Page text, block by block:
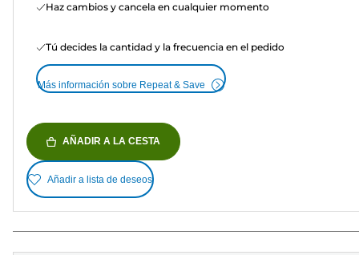
Haz cambios y cancela en cualquier momento
Tú decides la cantidad y la frecuencia en el pedido
Más información sobre Repeat & Save
AÑADIR A LA CESTA
Añadir a lista de deseos